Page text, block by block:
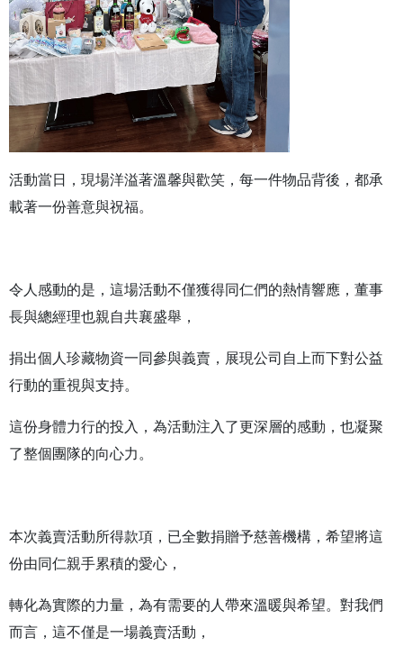
活動當日，現場洋溢著溫馨與歡笑，每一件物品背後，都承
載著一份善意與祝福。
令人感動的是，這場活動不僅獲得同仁們的熱情響應，董事
長與總經理也親自共襄盛舉，
捐出個人珍藏物資一同參與義賣，展現公司自上而下對公益
行動的重視與支持。
這份身體力行的投入，為活動注入了更深層的感動，也凝聚
了整個團隊的向心力。
本次義賣活動所得款項，已全數捐贈予慈善機構，希望將這
份由同仁親手累積的愛心，
轉化為實際的力量，為有需要的人帶來溫暖與希望。對我們
而言，這不僅是一場義賣活動，